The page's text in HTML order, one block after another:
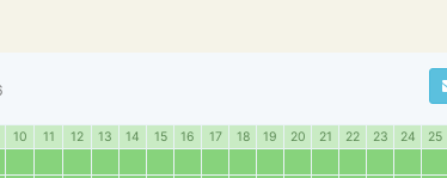
10 11 12 13 14 15 16 17 18 19 20 21 22 23 24 25